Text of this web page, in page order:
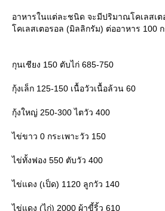
อาหารในแต่ละชนิด จะมีปริมาณโคเลสเ
คเลสเตอรอล (มิลลิกรัม) ต่ออาหาร 100
กุนเชียง 150 ตับไก่ 685-750
กุ้งเล็ก 125-150 เนื้อวัวเนื้อล้วน 60
กุ้งใหญ่ 250-300 ไตวัว 400
ไข่ขาว 0 กระเพาะวัว 150
ไข่ทั้งฟอง 550 ตับวัว 400
ไข่แดง (เป็ด) 1120 ลูกวัว 140
ไข่แดง (ไก่) 2000 ผ้าขี้ริ้ว 610